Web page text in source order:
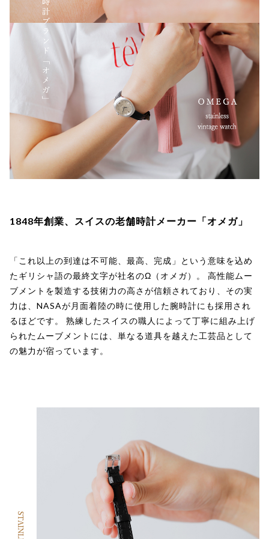
1848年創業、スイスの老舗時計メーカー「オメガ」
「これ以上の到達は不可能、最高、完成」という意味を込め
たギリシャ語の最終文字が社名のΩ（オメガ）。 高性能ムー
ブメントを製造する技術力の高さが信頼されており、その実
力は、NASAが月面着陸の時に使用した腕時計にも採用され
るほどです。 熟練したスイスの職人によって丁寧に組み上げ
られたムーブメントには、単なる道具を越えた工芸品として
の魅力が宿っています。